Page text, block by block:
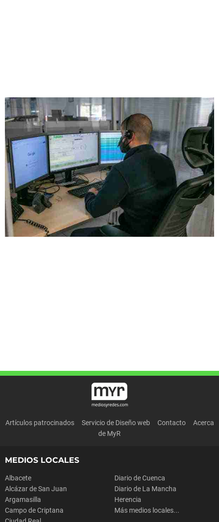
Artículos patrocinados Servicio de Diseño web Contacto
Acerca
de MyR
MEDIOS LOCALES
Albacete
Alcázar de San Juan
Argamasilla
Campo de Criptana
Diario de Cuenca
Diario de La Mancha
Herencia
Más medios locales...